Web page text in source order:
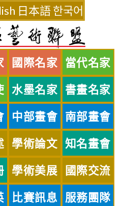
日本語한국어
國際名家 當代名家
水墨名家 書畫名家
中部畫會 南部畫會
學術論文 知名畫會
學術美展 國際交流
比賽訊息 服務團隊